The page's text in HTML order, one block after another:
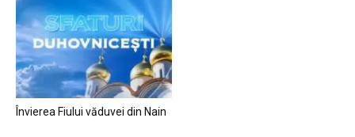
Învierea Fiului văduvei din Nain